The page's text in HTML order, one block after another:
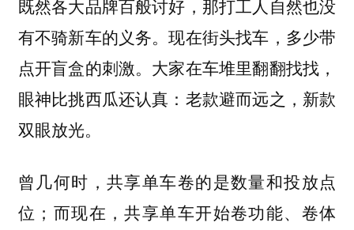
既然各大品牌百般讨好，那打工人自然也没
有不骑新车的义务。现在街头找车，多少带
点开盲盒的刺激。大家在车堆里翻翻找找，
眼神比挑西瓜还认真： 老款避而远之，新款
双眼放光。
曾几何时，共享单车卷的是数量和投放点
位；而现在，共享单车开始卷功能、卷体